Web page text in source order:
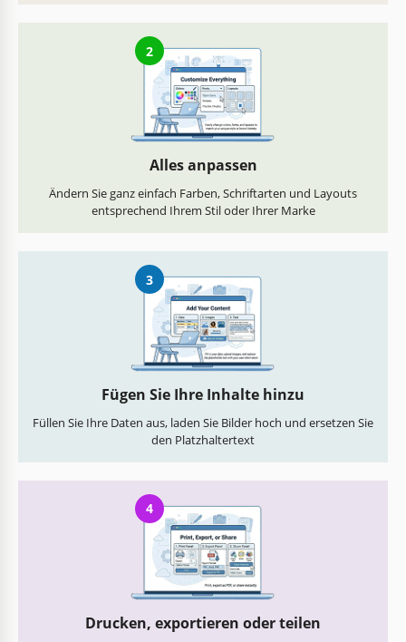
2
Alles anpassen
Ändern Sie ganz einfach Farben, Schriftarten und Layouts
entsprechend Ihrem Stil oder Ihrer Marke
3
Fügen Sie Ihre Inhalte hinzu
Füllen Sie Ihre Daten aus, laden Sie Bilder hoch und ersetzen Sie
den Platzhaltertext
4
Drucken, exportieren oder teilen